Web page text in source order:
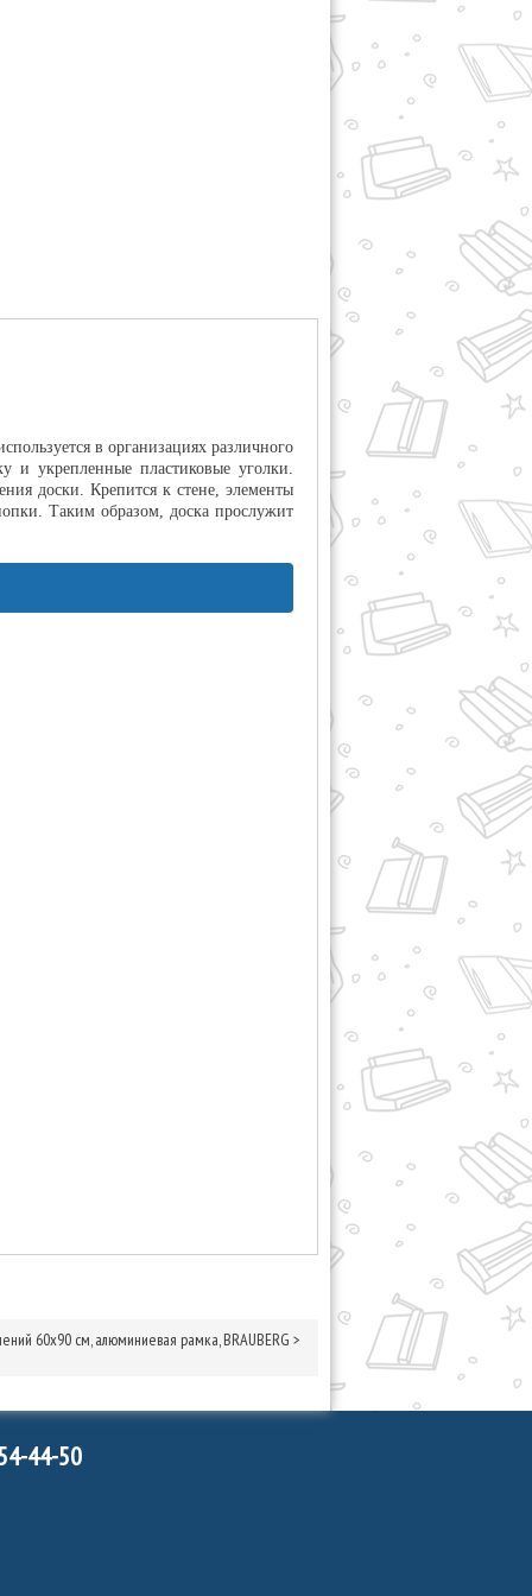
в организациях различного
и укрепленные пластиковые уголки.
доски. Крепится к стене, элементы
Таким образом, доска прослужит
60х90 см, алюминиевая рамка, BRAUBERG >
44-50